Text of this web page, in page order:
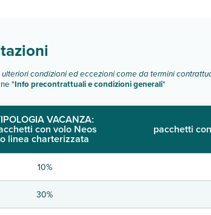
condizioni ed eccezioni come da termini
"Info precontrattuali e condizioni generali"
VACANZA:
con volo Neos
o linea charterizzata
pacchetti
10%
30%